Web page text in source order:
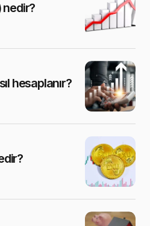
nedir?
hesaplanır?